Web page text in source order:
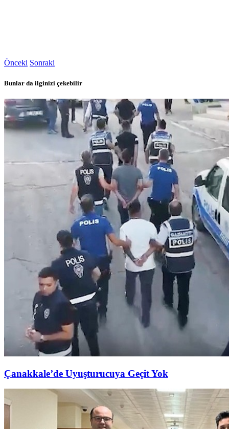
Önceki Sonraki
Bunlar da ilginizi çekebilir
Çanakkale’de Uyuşturucuya Geçit Yok